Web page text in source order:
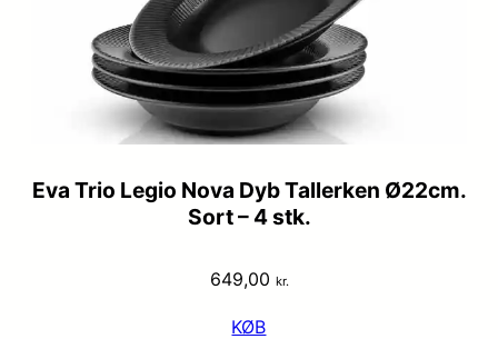
Eva Trio Legio Nova Dyb Tallerken Ø22cm.
Sort – 4 stk.
649,00 kr.
KØB